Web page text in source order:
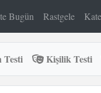
Bugün Rastgele
Kişilik Testi